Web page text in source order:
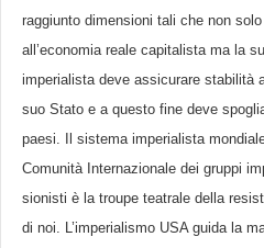
raggiunto dimensioni tali che non
all’economia reale capitalista ma la
imperialista deve assicurare stabilità
suo Stato e a questo fine deve
paesi. Il sistema imperialista
Comunità Internazionale dei gruppi
sionisti è la troupe teatrale della
di noi. L’imperialismo USA guida la